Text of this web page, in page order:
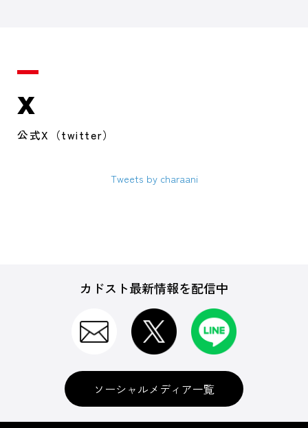
X
公式X（twitter）
Tweets by charaani
カドスト最新情報を配信中
ソーシャルメディア一覧